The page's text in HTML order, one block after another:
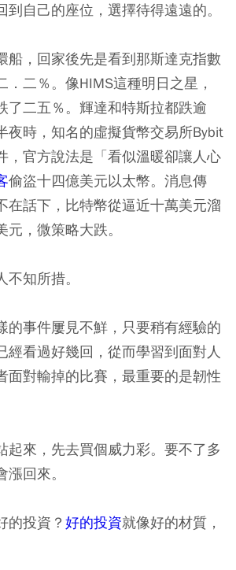
自己的座位，選擇待得遠遠的。
船，回家後先是看到那斯達克指數
．二％。像HIMS這種明日之星，
了二五％。輝達和特斯拉都跌逾
夜時，知名的虛擬貨幣交易所Bybit
，官方說法是「看似溫暖卻讓人心
偷盜十四億美元以太幣。消息傳
在話下，比特幣從逼近十萬美元溜
，微策略大跌。
知所措。
的事件屢見不鮮，只要稍有經驗的
經看過好幾回，從而學習到面對人
面對輸掉的比賽，最重要的是韌性
起來，先去買個威力彩。要不了多
回來。
的投資？ 好的投資就像好的材質，